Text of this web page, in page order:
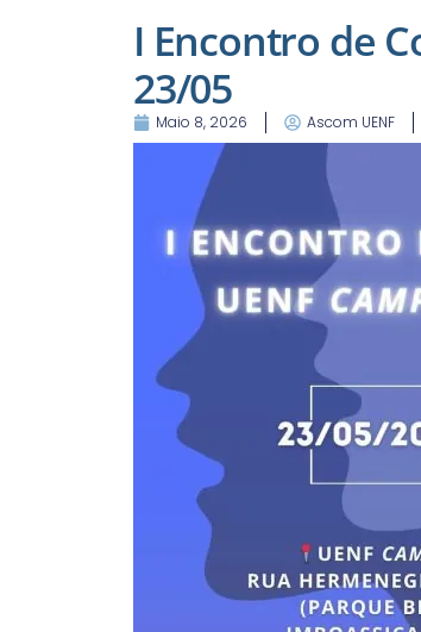
I Encontro de
23/05
Maio 8, 2026 Ascom UENF